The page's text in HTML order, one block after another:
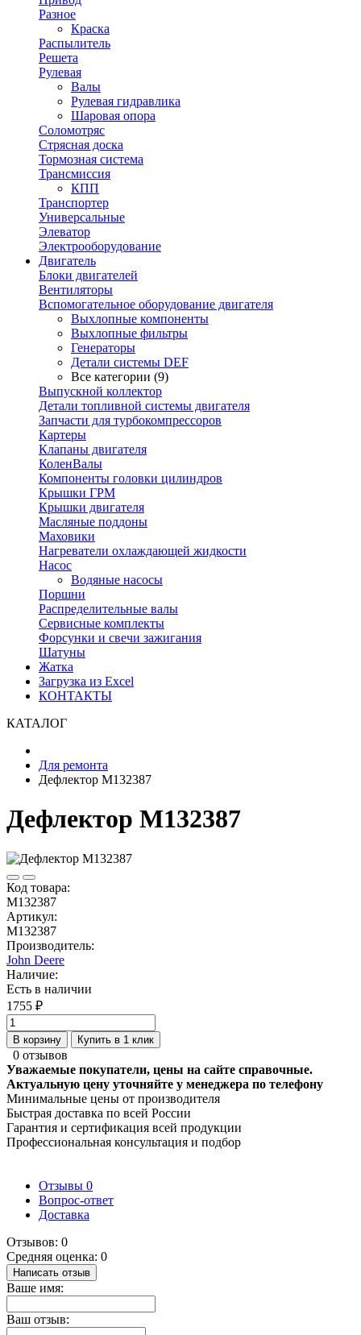
Разное
Краска
Распылитель
Решета
Рулевая
Валы
Рулевая гидравлика
Шаровая опора
Соломотряс
Стрясная доска
Тормозная система
Трансмиссия
КПП
Транспортер
Универсальные
Элеватор
Электрооборудование
Двигатель
Блоки двигателей
Вентиляторы
Вспомогательное оборудование двигателя
Выхлопные компоненты
Выхлопные фильтры
Генераторы
Детали системы DEF
Все категории (9)
Выпускной коллектор
Детали топливной системы двигателя
Запчасти для турбокомпрессоров
Картеры
Клапаны двигателя
КоленВалы
Компоненты головки цилиндров
Крышки ГРМ
Крышки двигателя
Масляные поддоны
Маховики
Нагреватели охлаждающей жидкости
Насос
Водяные насосы
Поршни
Распределительные валы
Сервисные комплекты
Форсунки и свечи зажигания
Шатуны
Жатка
Загрузка из Excel
КОНТАКТЫ
КАТАЛОГ
Для ремонта
Дефлектор M132387
Дефлектор M132387
Код товара:
M132387
Артикул:
M132387
Производитель:
John Deere
Наличие:
Есть в наличии
1755 ₽
В корзину Купить в 1 клик
0 отзывов
Уважаемые покупатели, цены на сайте справочные.
Актуальную цену уточняйте у менеджера по телефону
Минимальные цены от производителя
Быстрая доставка по всей России
Гарантия и сертификация всей продукции
Профессиональная консультация и подбор
Отзывы 0
Вопрос-ответ
Доставка
Отзывов: 0
Средняя оценка: 0
Написать отзыв
Ваше имя:
Ваш отзыв: